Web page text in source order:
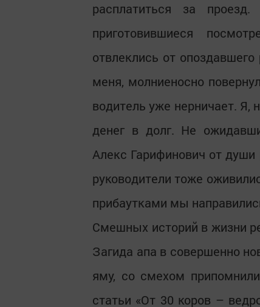
расплатиться за
приготовившиеся
отвлеклись от
меня, молниеносно
водитель уже нерничает. Я,
денег в долг. Не
Алекс Гарифинович от
руководители тоже
прибаутками мы
Смешных историй в жизни
Загида апа в совершенно
яму, со смехом
статьи «От 30 коров –